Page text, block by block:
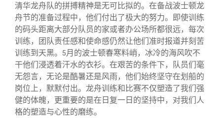
清华龙舟队的拼搏精神是无可比拟的。在备战波士顿龙
舟节的准备过程中，他们付出了极大的努力。即使训练
的码头距离大部分队员的家或者办公场所都很远，每次
训练，团队责任感和使命感仍然让他们准时报道并刻苦
训练到天黑。
5月的波士顿春寒料峭，冰冷的海风吹不
干他们浸透着汗水的衣衫。在艰苦的条件下，队员们毫
无怨言，无论是酷暑还是风雨，他们始终坚守在划船的
岗位上，默默付出。龙舟训练和比赛不仅塑造了我们强
健的体魄，更重要的是在日复一日的坚持中，对我们人
格的塑造与心性的磨练。